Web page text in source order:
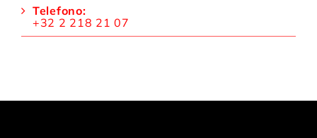
Telefono:
+32 2 218 21 07